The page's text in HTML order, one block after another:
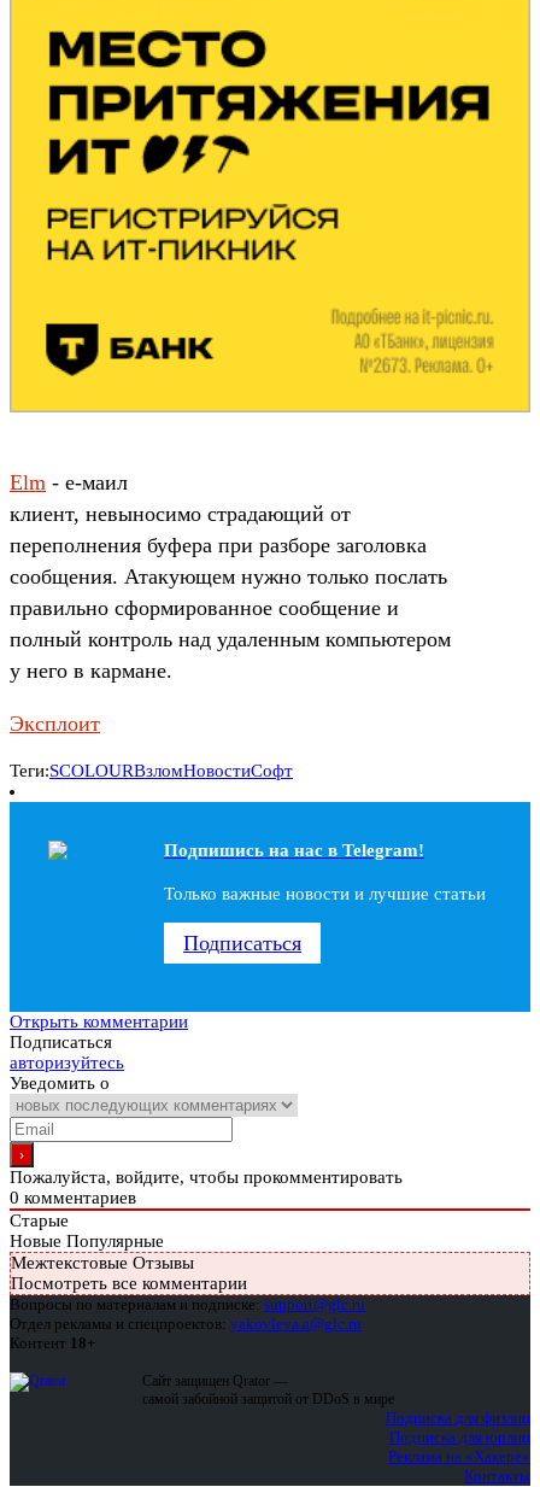
Elm - е-маил
клиент, невыносимо страдающий от
переполнения буфера при разборе заголовка
сообщения. Атакующем нужно только послать
правильно сформированное сообщение и
полный контроль над удаленным компьютером
у него в кармане.
Эксплоит
Теги:SCOLOURВзломНовостиСофт
Подпишись на наc в Telegram!
Только важные новости и лучшие статьи
Подписаться
Открыть комментарии
Подписаться
авторизуйтесь
Уведомить о
Пожалуйста, войдите, чтобы прокомментировать
0 комментариев
Старые
Новые Популярные
Межтекстовые Отзывы
Посмотреть все комментарии
Вопросы по материалам и подписке: support@glc.ru
Отдел рекламы и спецпроектов: yakovleva.a@glc.ru
Контент 18+
Сайт защищен Qrator —
самой забойной защитой от DDoS в мире
Подписка для физлиц
Подписка для юрлиц
Реклама на «Хакере»
Контакты